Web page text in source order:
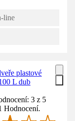
line
plastové
L dub
3 z 5
Hodnocení.